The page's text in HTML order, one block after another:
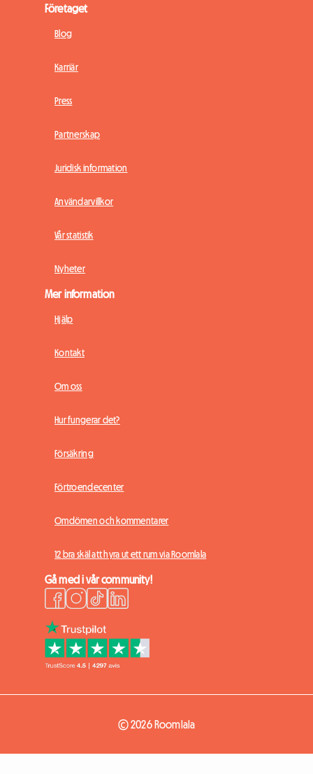
Företaget
Blog
Karriär
Press
Partnerskap
Juridisk information
Användarvillkor
Vår statistik
Nyheter
Mer information
Hjälp
Kontakt
Om oss
Hur fungerar det?
Försäkring
Förtroendecenter
Omdömen och kommentarer
12 bra skäl att hyra ut ett rum via Roomlala
Gå med i vår community!
© 2026 Roomlala